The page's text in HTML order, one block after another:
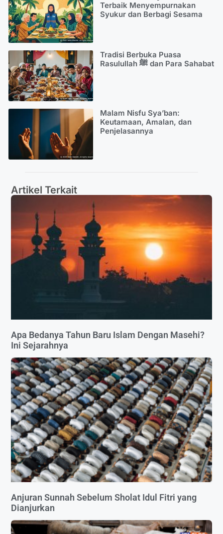
Terbaik Menyempurnakan
Syukur dan Berbagi Sesama
Tradisi Berbuka Puasa
Rasulullah ﷺ dan Para Sahabat
Malam Nisfu Sya’ban:
Keutamaan, Amalan, dan
Penjelasannya
Artikel Terkait
Apa Bedanya Tahun Baru Islam Dengan Masehi?
Ini Sejarahnya
Anjuran Sunnah Sebelum Sholat Idul Fitri yang
Dianjurkan